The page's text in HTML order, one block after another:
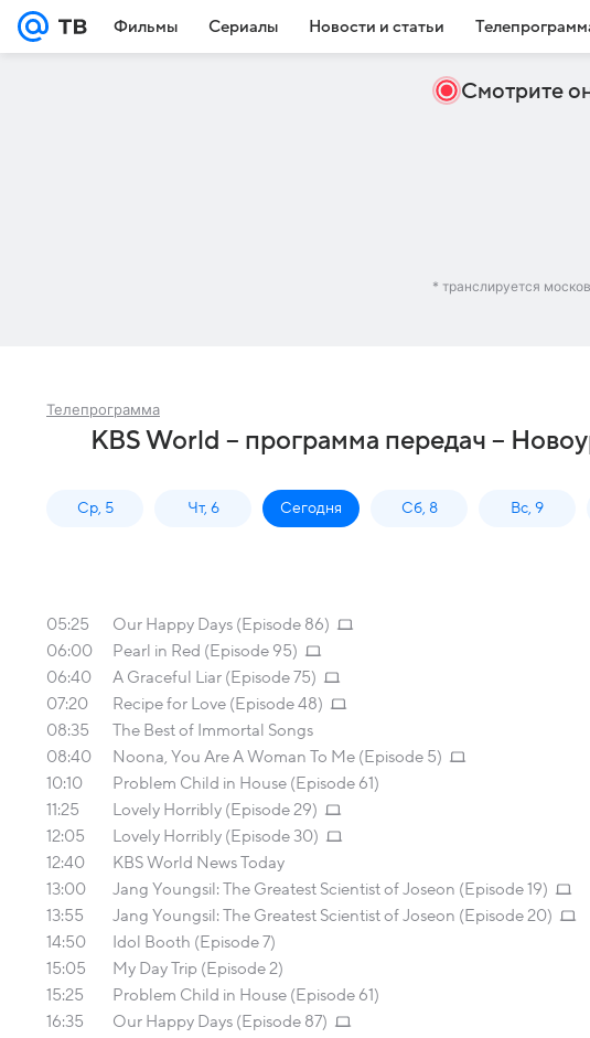
Фильмы Сериалы Новости и статьи
Смотрите
* транслируется
Телепрограмма
KBS World – программа передач –
Ср, 5 Чт, 6 Сегодня Сб, 8 Вс, 9
05:25
Our Happy Days (Episode 86)
06:00
Pearl in Red (Episode 95)
06:40
A Graceful Liar (Episode 75)
07:20
Recipe for Love (Episode 48)
08:35
The Best of Immortal Songs
08:40
Noona, You Are A Woman To Me (Episode 5)
10:10
Problem Child in House (Episode 61)
11:25
Lovely Horribly (Episode 29)
12:05
Lovely Horribly (Episode 30)
12:40
KBS World News Today
13:00
Jang Youngsil: The Greatest Scientist of Joseon (Episode 19)
13:55
Jang Youngsil: The Greatest Scientist of Joseon (Episode 20)
14:50
Idol Booth (Episode 7)
15:05
My Day Trip (Episode 2)
15:25
Problem Child in House (Episode 61)
16:35
Our Happy Days (Episode 87)